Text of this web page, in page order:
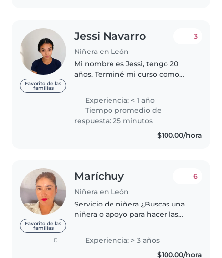
Favorito de las
familias
Jessi Navarro
Niñera en León
3
Mi nombre es Jessi, tengo 20
años. Terminé mi curso como
actualmente estudio la
Licenciatura en Educación
Preescolar. Me encanta convivir
con los niños,soy una..
Experiencia: < 1 año
Tiempo promedio de
respuesta: 25 minutos
$100.00/hora
Favorito de las
familias
(1)
Maríchuy
Niñera en León
6
Servicio de niñera ¿Buscas una
niñera o apoyo para hacer las
ya que cuento con carrera
Experiencia: > 3 años
$100.00/hora